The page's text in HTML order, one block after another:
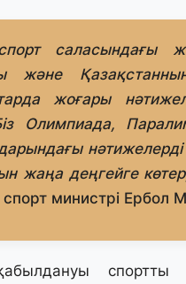
саласындағы
және
жоғары
Олимпиада,
нәтижелерді
жаңа деңгейге
спорт министрі Ербол
спортты